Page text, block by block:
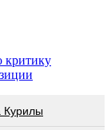
критику
Курилы